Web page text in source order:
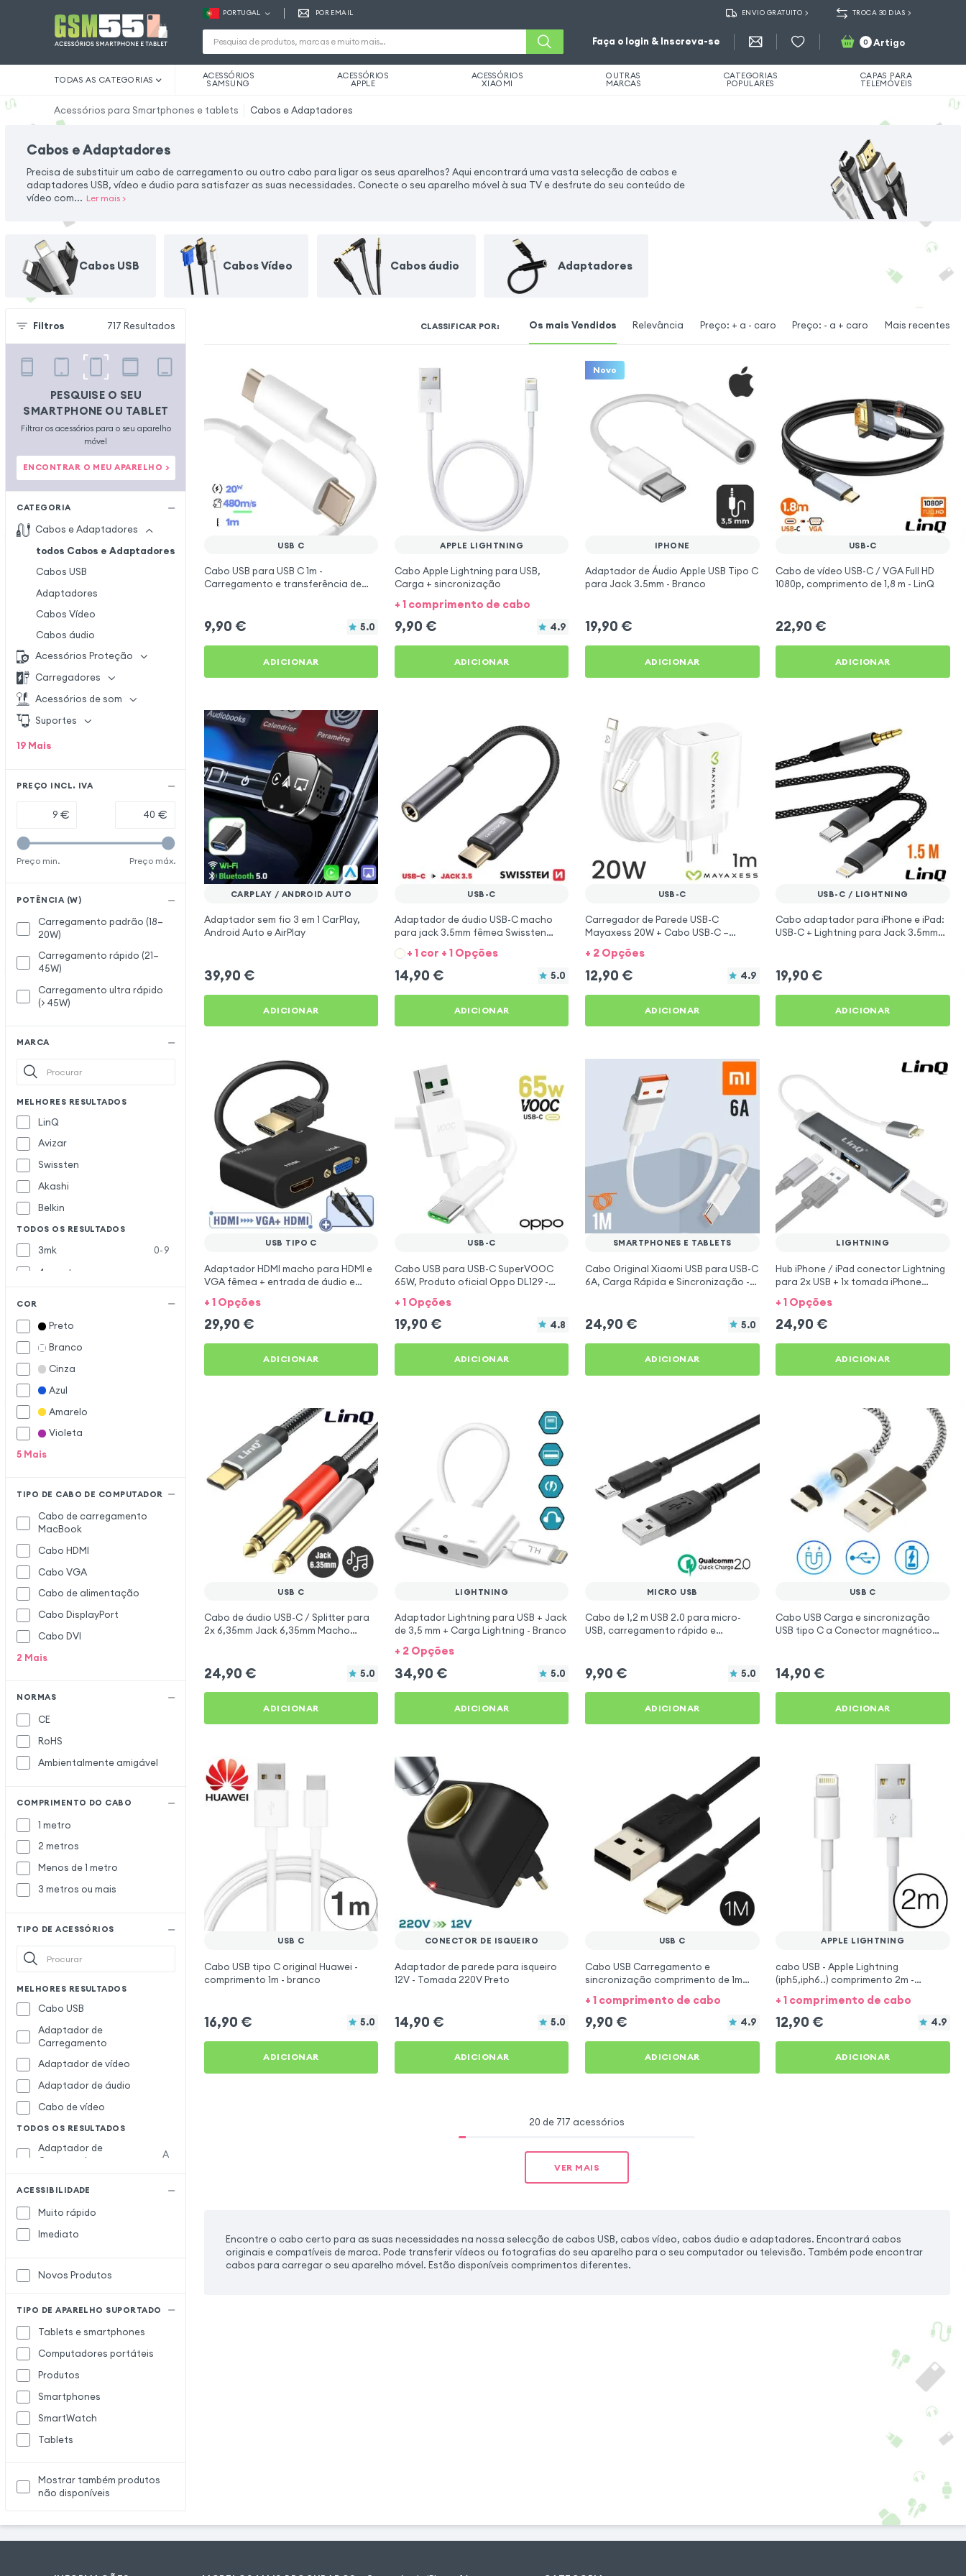
PORTUGAL POR EMAIL ENVIO GRATUITO TROCA 30 DIAS
Faça o login & Inscreva-se 0 Artigo
TODAS AS CATEGORIAS ACESSÓRIOS
SAMSUNG
ACESSÓRIOS
APPLE
ACESSÓRIOS
XIAOMI
OUTRAS
MARCAS
CATEGORIAS
POPULARES
CAPAS PARA
TELEMÓVEIS
Acessórios para Smartphones e tablets Cabos e Adaptadores
Cabos e Adaptadores
Precisa de substituir um cabo de carregamento ou outro cabo para ligar os seus aparelhos? Aqui encontrará uma vasta selecção de cabos e
adaptadores USB, vídeo e áudio para satisfazer as suas necessidades. Conecte o seu aparelho móvel à sua TV e desfrute do seu conteúdo de
vídeo com... Ler mais>
Cabos USB Cabos Vídeo Cabos áudio Adaptadores
Filtros 717 Resultados
PESQUISE O SEU
SMARTPHONE OU TABLET
Filtrar os acessórios para o seu aparelho
móvel
ENCONTRAR O MEU APARELHO >
CATEGORIA
Cabos e Adaptadores
todos Cabos e Adaptadores
Cabos USB
Adaptadores
Cabos Vídeo
Cabos áudio
Acessórios Proteção
Carregadores
Acessórios de som
Suportes
19 Mais
PREÇO INCL. IVA
€ €
Preço min. Preço máx.
POTÊNCIA (W)
Carregamento padrão (18–
20W)
Carregamento rápido (21–
45W)
Carregamento ultra rápido
(> 45W)
MARCA
MELHORES RESULTADOS
LinQ
Avizar
Swissten
Akashi
Belkin
TODOS OS RESULTADOS
3mk
0-9
4smarts
Blue Star
Crosscall
Cygnett
Enkay
Forcell
Forever
Huawei
Inkax
Just Green
LG
Max excell
Maxlife
Mayaxess
Samsung
Satechi
Setty
Sony
Tactical
wiwu
W
Xiaomi
Yesido
COR
Preto
Branco
Cinza
Azul
Amarelo
Violeta
5 Mais
TIPO DE CABO DE COMPUTADOR
Cabo de carregamento
MacBook
Cabo HDMI
Cabo VGA
Cabo de alimentação
Cabo DisplayPort
Cabo DVI
2 Mais
NORMAS
CE
RoHS
Ambientalmente amigável
COMPRIMENTO DO CABO
1 metro
2 metros
Menos de 1 metro
3 metros ou mais
TIPO DE ACESSÓRIOS
MELHORES RESULTADOS
Cabo USB
Adaptador de
Carregamento
Adaptador de vídeo
Adaptador de áudio
Cabo de vídeo
TODOS OS RESULTADOS
Adaptador de
Computador
A
Bloqueador de Dados
B
Cabo adaptador OTG
Cabo de Alimentação
Cabo de áudio
Cabo de carregamento
Cabo HDMI
Cabo VGA
Carregador para Apple
Watch
Carregador wireless
ACESSIBILIDADE
Muito rápido
Imediato
Novos Produtos
TIPO DE APARELHO SUPORTADO
Tablets e smartphones
Computadores portáteis
Produtos
Smartphones
SmartWatch
Tablets
Mostrar também produtos
não disponíveis
CLASSIFICAR POR: Os mais Vendidos Relevância Preço: + a - caro Preço: - a + caro Mais recentes
USB C
Cabo USB para USB C 1m -
Carregamento e transferência de
9,90 € 5.0
ADICIONAR
APPLE LIGHTNING
Cabo Apple Lightning para USB,
Carga + sincronização
+ 1 comprimento de cabo
9,90 € 4.9
ADICIONAR
Novo
IPHONE
Adaptador de Áudio Apple USB Tipo C
para Jack 3.5mm - Branco
19,90 €
ADICIONAR
USB-C
Cabo de vídeo USB-C / VGA Full HD
1080p, comprimento de 1,8 m - LinQ
22,90 €
ADICIONAR
CARPLAY / ANDROID AUTO
Adaptador sem fio 3 em 1 CarPlay,
Android Auto e AirPlay
39,90 €
ADICIONAR
USB-C
Adaptador de áudio USB-C macho
para jack 3.5mm fêmea Swissten
15cm - preto
+ 1 cor + 1 Opções
14,90 € 5.0
ADICIONAR
USB-C
Carregador de Parede USB-C
Mayaxess 20W + Cabo USB-C –
Branco
+ 2 Opções
12,90 € 4.9
ADICIONAR
USB-C / LIGHTNING
Cabo adaptador para iPhone e iPad:
USB-C + Lightning para Jack 3.5mm
19,90 €
ADICIONAR
USB TIPO C
Adaptador HDMI macho para HDMI e
VGA fêmea + entrada de áudio e
+ 1 Opções
29,90 €
ADICIONAR
USB-C
Cabo USB para USB-C SuperVOOC
65W, Produto oficial Oppo DL129 -
+ 1 Opções
19,90 € 4.8
ADICIONAR
SMARTPHONES E TABLETS
Cabo Original Xiaomi USB para USB-C
6A, Carga Rápida e Sincronização -
24,90 € 5.0
ADICIONAR
LIGHTNING
Hub iPhone / iPad conector Lightning
para 2x USB + 1x tomada iPhone
+ 1 Opções
24,90 €
ADICIONAR
USB C
Cabo de áudio USB-C / Splitter para
2x 6,35mm Jack 6,35mm Macho
24,90 € 5.0
ADICIONAR
LIGHTNING
Adaptador Lightning para USB + Jack
de 3,5 mm + Carga Lightning - Branco
+ 2 Opções
34,90 € 5.0
ADICIONAR
MICRO USB
Cabo de 1,2 m USB 2.0 para micro-
USB, carregamento rápido e
9,90 € 5.0
ADICIONAR
USB C
Cabo USB Carga e sincronização
USB tipo C a Conector magnético
14,90 €
ADICIONAR
USB C
Cabo USB tipo C original Huawei -
comprimento 1m - branco
16,90 € 5.0
ADICIONAR
CONECTOR DE ISQUEIRO
Adaptador de parede para isqueiro
12V - Tomada 220V Preto
14,90 € 5.0
ADICIONAR
USB C
Cabo USB Carregamento e
sincronização comprimento de 1m
conector USB tipo C - preto
+ 1 comprimento de cabo
9,90 € 4.9
ADICIONAR
APPLE LIGHTNING
cabo USB - Apple Lightning
(iph5,iph6..) comprimento 2m -
+ 1 comprimento de cabo
12,90 € 4.9
ADICIONAR
20 de 717 acessórios
VER MAIS
Encontre o cabo certo para as suas necessidades na nossa selecção de cabos USB, cabos vídeo, cabos áudio e adaptadores. Encontrará cabos
originais e compatíveis de marca. Pode transferir vídeos ou fotografias do seu aparelho para o seu computador ou televisão. Também pode encontrar
cabos para carregar o seu aparelho móvel. Estão disponíveis comprimentos diferentes.